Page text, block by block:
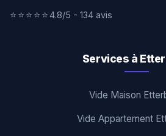
⭐⭐⭐⭐⭐4.8/5 - 134 avis
Services à
Vide Maison
Vide Appartement